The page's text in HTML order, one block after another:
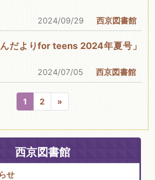
2024/09/29 西京図書館
んだよりfor teens 2024年夏号」
2024/07/05 西京図書館
1 2 »
西京図書館
せ